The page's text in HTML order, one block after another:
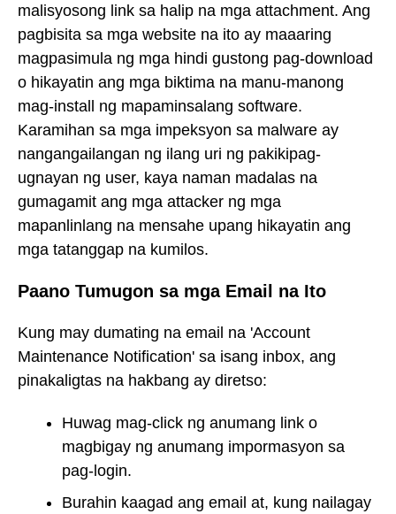
malisyosong link sa halip na mga attachment. Ang
pagbisita sa mga website na ito ay maaaring
magpasimula ng mga hindi gustong pag-download
o hikayatin ang mga biktima na manu-manong
mag-install ng mapaminsalang software.
Karamihan sa mga impeksyon sa malware ay
nangangailangan ng ilang uri ng pakikipag-
ugnayan ng user, kaya naman madalas na
gumagamit ang mga attacker ng mga
mapanlinlang na mensahe upang hikayatin ang
mga tatanggap na kumilos.
Paano Tumugon sa mga Email na Ito
Kung may dumating na email na 'Account
Maintenance Notification' sa isang inbox, ang
pinakaligtas na hakbang ay diretso:
Huwag mag-click ng anumang link o
magbigay ng anumang impormasyon sa
pag-login.
Burahin kaagad ang email at, kung nailagay